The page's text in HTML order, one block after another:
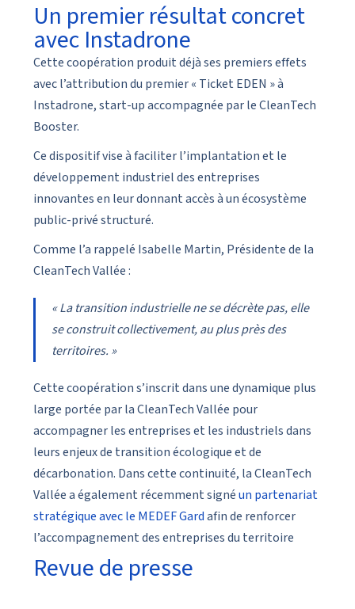
Un premier résultat concret
avec Instadrone
Cette coopération produit déjà ses premiers effets
avec l’attribution du premier « Ticket EDEN » à
Instadrone, start-up accompagnée par le CleanTech
Booster.
Ce dispositif vise à faciliter l’implantation et le
développement industriel des entreprises
innovantes en leur donnant accès à un écosystème
public-privé structuré.
Comme l’a rappelé Isabelle Martin, Présidente de la
CleanTech Vallée :
« La transition industrielle ne se décrète pas, elle
se construit collectivement, au plus près des
territoires. »
Cette coopération s’inscrit dans une dynamique plus
large portée par la CleanTech Vallée pour
accompagner les entreprises et les industriels dans
leurs enjeux de transition écologique et de
décarbonation. Dans cette continuité, la CleanTech
Vallée a également récemment signéun partenariat
stratégique avec le MEDEF Gardafin de renforcer
l’accompagnement des entreprises du territoire
Revue de presse